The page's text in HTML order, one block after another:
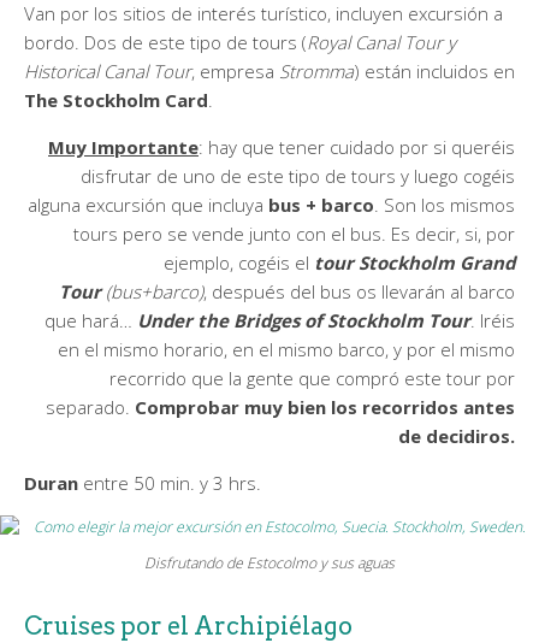
Van por los sitios de interés turístico, incluyen excursión a
bordo. Dos de este tipo de tours (Royal Canal Tour y
Historical Canal Tour, empresa Stromma) están incluidos en
The Stockholm Card.
Muy Importante: hay que tener cuidado por si queréis
disfrutar de uno de este tipo de tours y luego cogéis
alguna excursión que incluya bus + barco. Son los mismos
tours pero se vende junto con el bus. Es decir, si, por
ejemplo, cogéis el tour Stockholm Grand
Tour(bus+barco), después del bus os llevarán al barco
que hará… Under the Bridges of Stockholm Tour. Iréis
en el mismo horario, en el mismo barco, y por el mismo
recorrido que la gente que compró este tour por
separado. Comprobar muy bien los recorridos antes
de decidiros.
Duran entre 50 min. y 3 hrs.
Disfrutando de Estocolmo y sus aguas
Cruises por el Archipiélago